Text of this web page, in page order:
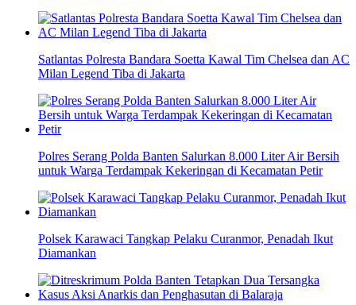
Satlantas Polresta Bandara Soetta Kawal Tim Chelsea dan AC
Milan Legend Tiba di Jakarta
Polres Serang Polda Banten Salurkan 8.000 Liter Air Bersih
untuk Warga Terdampak Kekeringan di Kecamatan Petir
Polsek Karawaci Tangkap Pelaku Curanmor, Penadah Ikut
Diamankan